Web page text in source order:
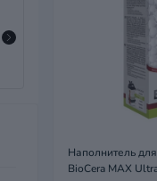
Наполнитель
BioCera MAX
Наполнитель